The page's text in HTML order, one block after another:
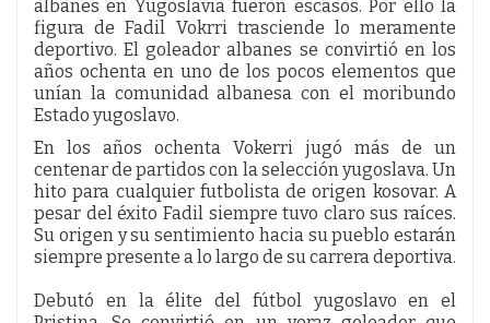
albanes en Yugoslavia fueron escasos. Por ello la
figura de Fadil Vokrri trasciende lo meramente
deportivo. El goleador albanes se convirtió en los
años ochenta en uno de los pocos elementos que
unían la comunidad albanesa con el moribundo
Estado yugoslavo.
En los años ochenta Vokerri jugó más de un
centenar de partidos con la selección yugoslava. Un
hito para cualquier futbolista de origen kosovar. A
pesar del éxito Fadil siempre tuvo claro sus raíces.
Su origen y su sentimiento hacia su pueblo estarán
siempre presente a lo largo de su carrera deportiva.
Debutó en la élite del fútbol yugoslavo en el